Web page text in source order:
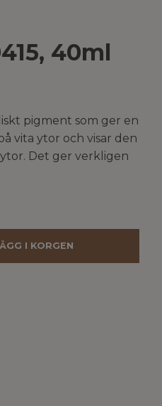
40ml
pigment som ger en
vita ytor och visar den
Det ger verkligen
I KORGEN